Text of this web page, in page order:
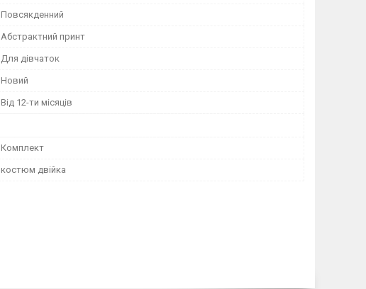
Повсякденний
Абстрактний принт
Для дівчаток
Новий
Від 12-ти місяців
Комплект
костюм двійка